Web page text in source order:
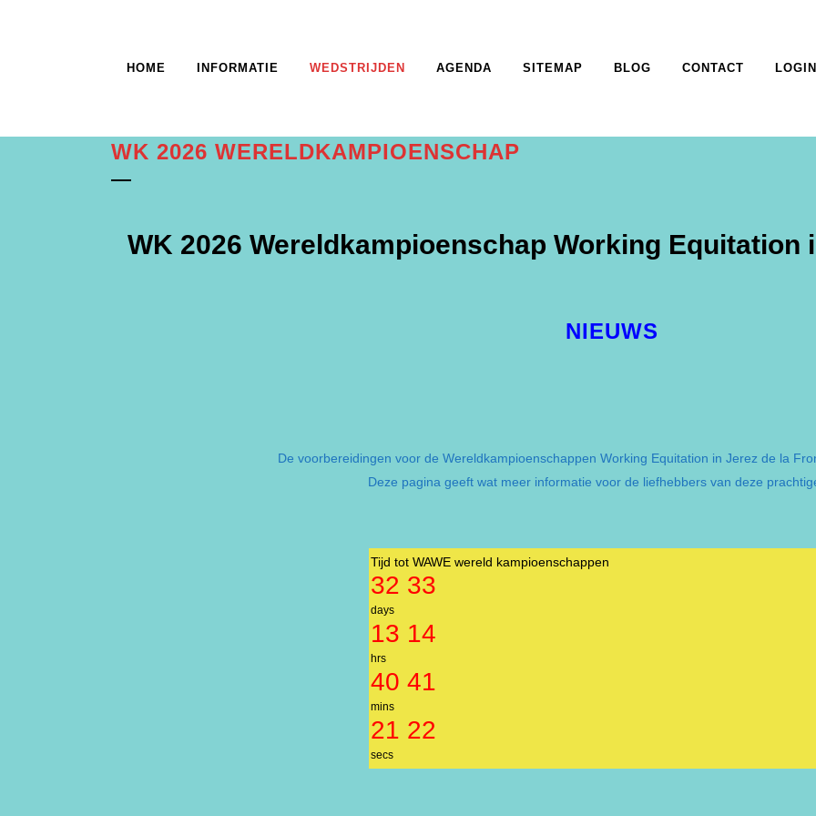
HOME INFORMATIE WEDSTRIJDEN AGENDA SITEMAP BLOG CONTACT
WK 2026 WERELDKAMPIOENSCHAP
WK 2026 Wereldkampioenschap Working Equitation
NIEUWS
De voorbereidingen voor de Wereldkampioenschappen Working Equitation in Jerez de la
Deze pagina geeft wat meer informatie voor de liefhebbers van deze
Tijd tot WAWE wereld kampioenschappen
32 33
days
13 14
hrs
40 41
mins
21 22
secs